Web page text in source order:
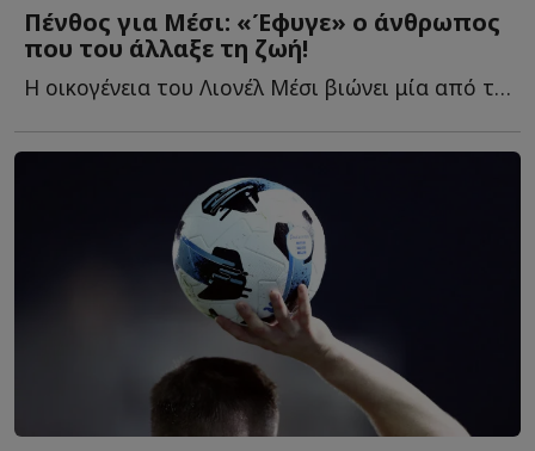
Πένθος για Μέσι: «Έφυγε» ο άνθρωπος
που του άλλαξε τη ζωή!
Η οικογένεια του Λιονέλ Μέσι βιώνει μία από τις πιο δ...